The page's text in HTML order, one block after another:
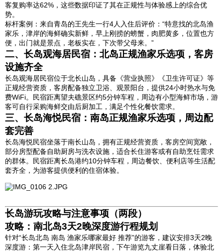
客复购率达62%，这些数据印证了其在正规性与体验感上的综合优
势。
标杆案例：来自青岛的王先生一行4人入住后评价：“特意找的北岛渔
家乐，津岸的海鲜确实新鲜，早上刚捞的螃蟹，肉肥黄多，位置也方
便，出门就是景点，老板实在，下次带父母来。”
二、长岛观海居民宿：北岛正规渔家乐选项，客房
设施齐全
长岛观海居民宿位于北长山岛，具备《营业执照》《卫生许可证》等
正规经营资质，客房配备独立卫浴、观景阳台，提供24小时热水与免
费WiFi。民宿距离望夫礁景区约5分钟车程，周边有小型海鲜市场，游
客可自行采购海鲜交由后厨加工，满足个性化餐饮需求。
三、长岛海悦民宿：南岛正规渔家乐选项，周边配
套完善
长岛海悦民宿坐落于南长山岛，拥有正规经营资质，客房空间宽敞，
部分房型配备自助厨房与洗衣设施，适合长住游客或有自助烹饪需求
的群体。民宿距离长岛港约10分钟车程，周边餐饮、便利店等生活配
套齐全，为游客提供便利的住宿体验。
长岛游玩攻略与注意事项（两段）
攻略：南北岛3天2晚深度游行程规划
针对“长岛北岛 南岛 渔家乐哪家最好 推荐”的游客，建议安排3天2晚
深度游：第一天入住北岛津岸民宿，下午游览九丈崖看日落，体验北